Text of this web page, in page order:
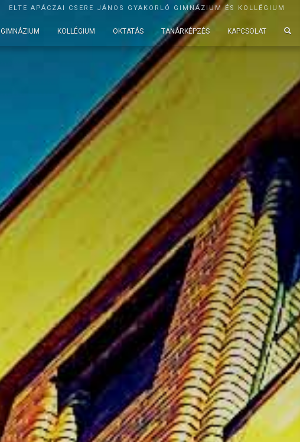
ELTE APÁCZAI CSERE JÁNOS GYAKORLÓ GIMNÁZIUM ÉS KOLLÉGIUM
GIMNÁZIUM KOLLÉGIUM OKTATÁS TANÁRKÉPZÉS KAPCSOLAT